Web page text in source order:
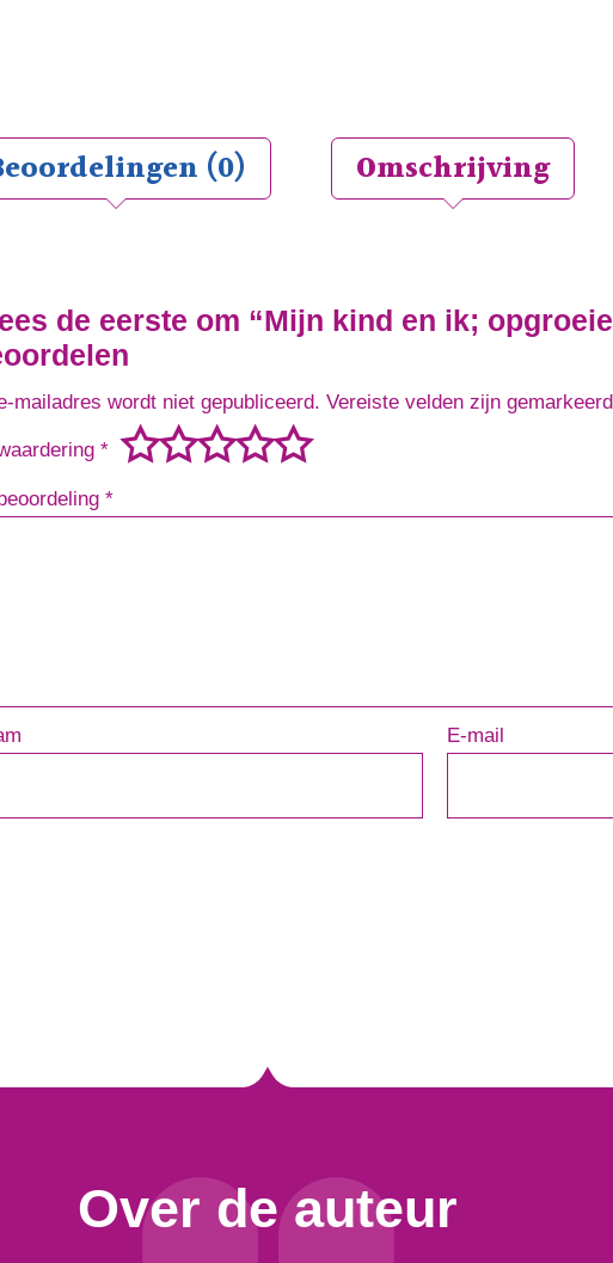
(0) Omschrijving
de eerste om “Mijn kind en ik;
mailadres wordt niet gepubliceerd. Vereiste velden zijn
*
*
E-mail
Over de auteur